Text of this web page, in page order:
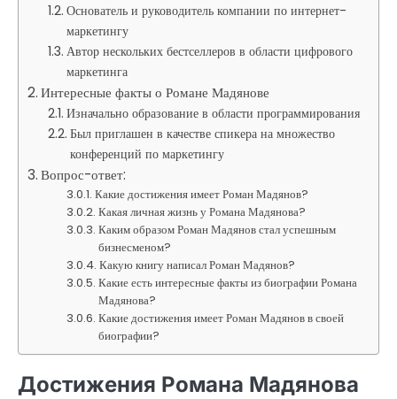
Основатель и руководитель компании по интернет-
маркетингу
Автор нескольких бестселлеров в области цифрового
маркетинга
Интересные факты о Романе Мадянове
Изначально образование в области программирования
Был приглашен в качестве спикера на множество
конференций по маркетингу
Вопрос-ответ:
Какие достижения имеет Роман Мадянов?
Какая личная жизнь у Романа Мадянова?
Каким образом Роман Мадянов стал успешным
бизнесменом?
Какую книгу написал Роман Мадянов?
Какие есть интересные факты из биографии Романа
Мадянова?
Какие достижения имеет Роман Мадянов в своей
биографии?
Достижения Романа Мадянова